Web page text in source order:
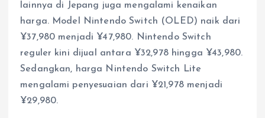
lainnya di Jepang juga mengalami kenaikan
harga. Model Nintendo Switch (OLED) naik dari
¥37,980 menjadi ¥47,980. Nintendo Switch
reguler kini dijual antara ¥32,978 hingga ¥43,980.
Sedangkan, harga Nintendo Switch Lite
mengalami penyesuaian dari ¥21,978 menjadi
¥29,980.